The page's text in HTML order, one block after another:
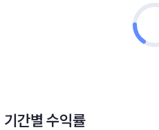
기간별 수익률